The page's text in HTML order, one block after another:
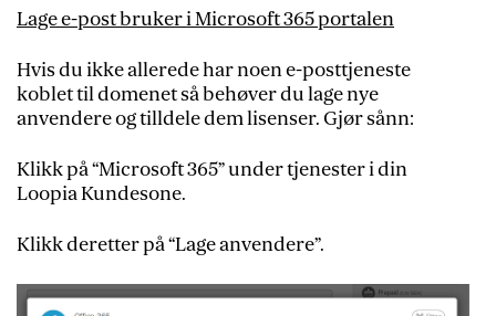
Lage e-post bruker i Microsoft 365 portalen
Hvis du ikke allerede har noen e-posttjeneste
koblet til domenet så behøver du lage nye
anvendere og tilldele dem lisenser. Gjør sånn:
Klikk på “Microsoft 365” under tjenester i din
Loopia Kundesone.
Klikk deretter på “Lage anvendere”.